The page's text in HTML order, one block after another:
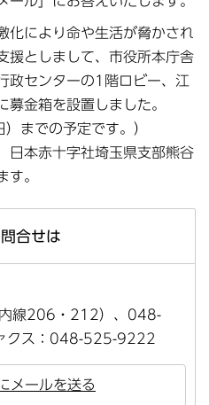
化により命や生活が脅かされ
援としまして、市役所本庁舎
政センターの1階ロビー、江
募金箱を設置しました。
までの予定です。）
日本赤十字社埼玉県支部熊谷
す。
合せは
線206・212）、048-
ス：048-525-9222
メールを送る